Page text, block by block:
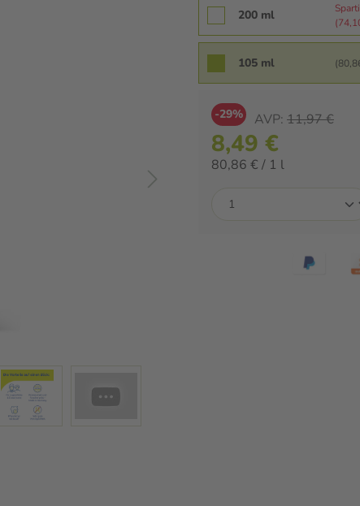
200 ml
105 ml
-29% AVP: 11,97 €
8,49 €
80,86 € / 1 l